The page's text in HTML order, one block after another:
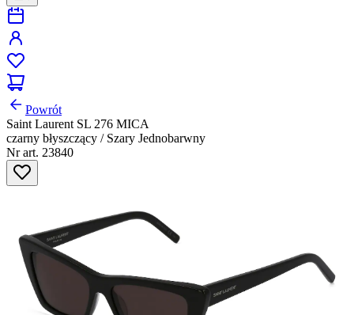
Powrót
Saint Laurent SL 276 MICA
czarny błyszczący / Szary Jednobarwny
Nr art. 23840